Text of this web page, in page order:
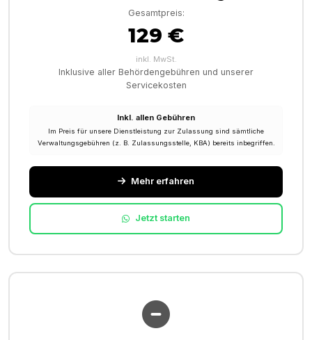
Gesamtpreis:
129 €
inkl. MwSt.
Inklusive aller Behördengebühren und unserer
Servicekosten
Inkl. allen Gebühren
Im Preis für unsere Dienstleistung zur Zulassung sind sämtliche
Verwaltungsgebühren (z. B. Zulassungsstelle, KBA) bereits inbegriffen.
Mehr erfahren
Jetzt starten